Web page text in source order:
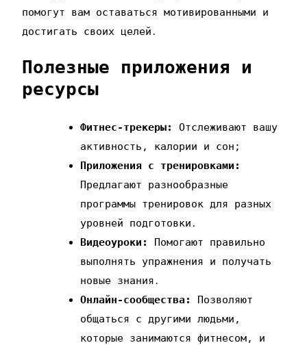
помогут вам оставаться мотивированными и
достигать своих целей․
Полезные приложения и
ресурсы
Фитнес-трекеры:
Отслеживают вашу
активность‚ калории и сон;
Приложения с тренировками:
Предлагают разнообразные
программы тренировок для разных
уровней подготовки․
Видеоуроки:
Помогают правильно
выполнять упражнения и получать
новые знания․
Онлайн-сообщества:
Позволяют
общаться с другими людьми‚
которые занимаются фитнесом‚ и